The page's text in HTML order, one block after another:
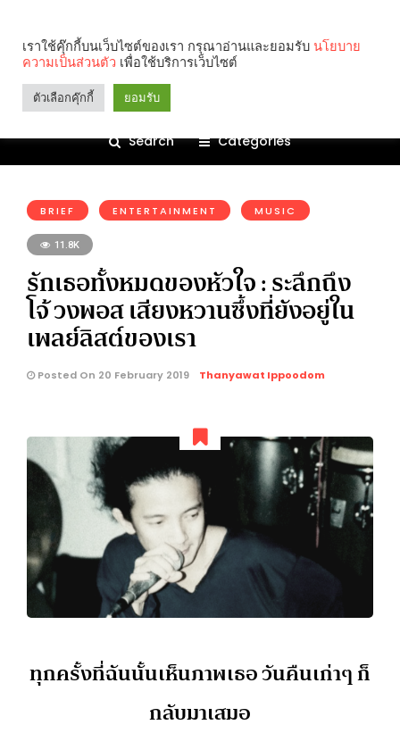
Search Categories
BRIEF ENTERTAINMENT MUSIC
11.8K
รักเธอทั้งหมดของหัวใจ : ระลึกถึง
โจ้ วงพอส เสียงหวานซึ้งที่ยังอยู่ใน
เพลย์ลิสต์ของเรา
Posted On 20 February 2019 Thanyawat Ippoodom
ทุกครั้งที่ฉันนั้นเห็นภาพเธอ วันคืนเก่าๆ ก็
กลับมาเสมอ
เราใช้คุ๊กกี้บนเว็บไซต์ของเรา กรุณาอ่านและยอมรับ นโยบาย
ความเป็นส่วนตัว เพื่อใช้บริการเว็บไซต์
ตัวเลือกคุ๊กกี้ ยอมรับ